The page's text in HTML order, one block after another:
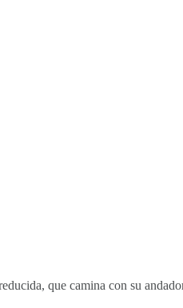
que camina con su